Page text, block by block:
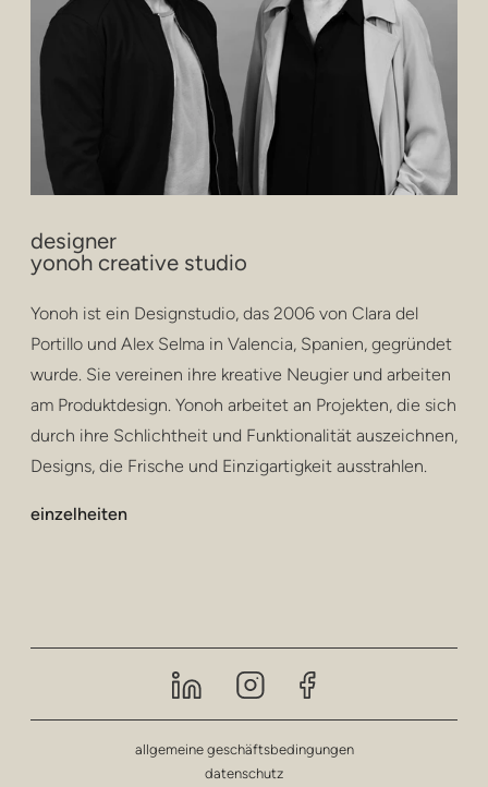
designer
yonoh creative studio
Yonoh ist ein Designstudio, das 2006 von Clara del
Portillo und Alex Selma in Valencia, Spanien, gegründet
wurde. Sie vereinen ihre kreative Neugier und arbeiten
am Produktdesign. Yonoh arbeitet an Projekten, die sich
durch ihre Schlichtheit und Funktionalität auszeichnen,
Designs, die Frische und Einzigartigkeit ausstrahlen.
einzelheiten
allgemeine geschäftsbedingungen
datenschutz